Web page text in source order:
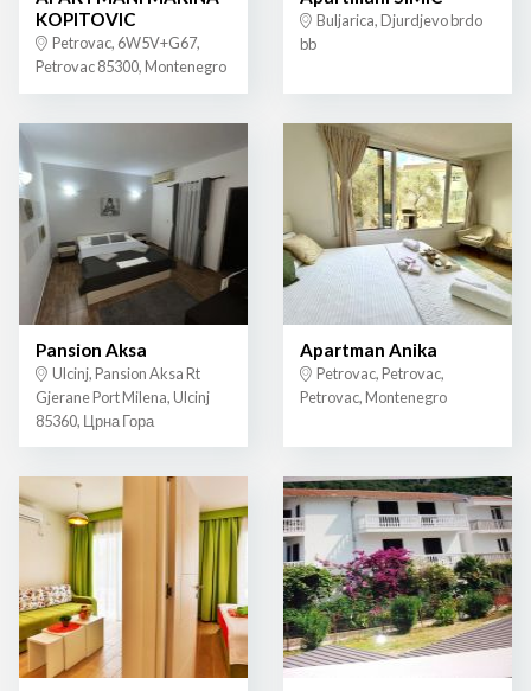
KOPITOVIC
Petrovac, 6W5V+G67,
Petrovac 85300, Montenegro
Buljarica, Djurdjevo brdo
bb
Pansion Aksa
Ulcinj, Pansion Aksa Rt
Gjerane Port Milena, Ulcinj
85360, Црна Гора
Apartman Anika
Petrovac, Petrovac,
Petrovac, Montenegro